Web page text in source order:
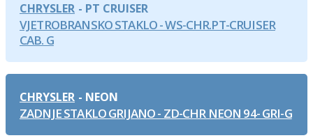
CHRYSLER
VJETROBRANSKO STAKLO - WS-CHR.PT-CRUISER
CAB. G
PT CRUISER
CHRYSLER
ZADNJE STAKLO GRIJANO - ZD-CHR NEON 94- GRI-G
NEON